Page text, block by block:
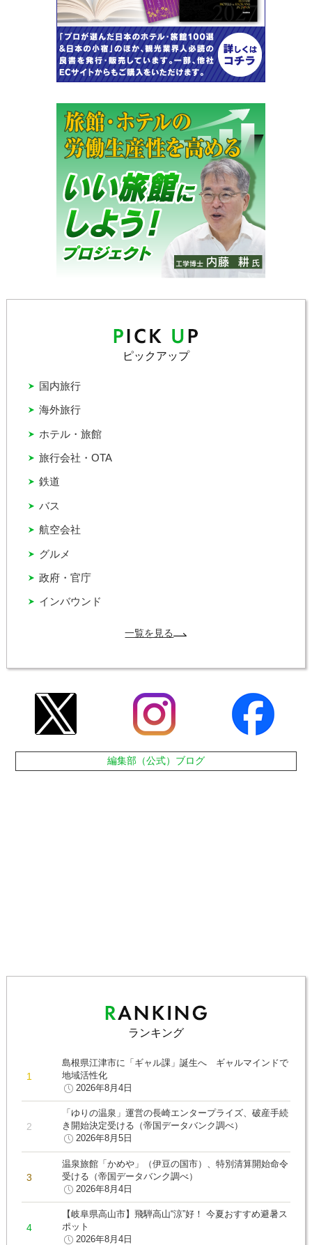
ピックアップ
インバウンド
グルメ
バス
ホテル・旅館
国内旅行
政府・官庁
旅行会社・OTA
海外旅行
航空会社
鉄道
一覧を見る
編集部（公式）ブログ
ランキング
島根県江津市に「ギャル課」誕生へ ギャルマインドで
地域活性化
2026年8月4日
「ゆりの温泉」運営の長崎エンタープライズ、破産手続
き開始決定受ける（帝国データバンク調べ）
2026年8月5日
温泉旅館「かめや」（伊豆の国市）、特別清算開始命令
受ける（帝国データバンク調べ）
2026年8月4日
【岐阜県高山市】飛騨高山“涼”好！ 今夏おすすめ避暑ス
ポット
2026年8月4日